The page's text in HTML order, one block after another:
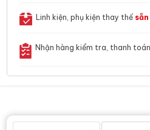
Linh kiện, phụ kiện thay thế
Nhận hàng kiểm tra, thanh toán